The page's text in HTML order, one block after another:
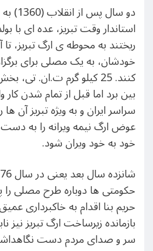
دو سال
استاندار وقت تبریز، عده ای با
ریختند به محوطه ی ارگ تبریز، تا
خودشان، به یک مصلی برای
کنند. 25 کیلو گرم ت.ان. تی،
بین برد اما قبل از تمام شدن
سراسر ایران و به ويژه تبریز آن
عوض ارگ نیمه ویرانه را به دست
خود به خود ویران شود.
حکومتی ها دوباره طرح مصلی
حریم بنا اقدام به خاکبرداری
بازمانده زیرساخت ارگ تبریز نیز
سر و صدای مردم دست